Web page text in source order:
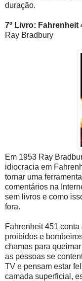
duração.
7º Livro: Fahrenheit
Ray Bradbury
Em 1953 Ray
idiocracia em
tornar uma
comentários na
sem livros e como
fora.
Fahrenheit 451
proibidos e
chamas para
as pessoas se
TV e pensam estar
camada superficial,